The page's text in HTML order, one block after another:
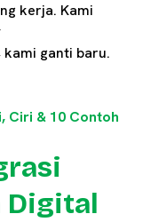
kerja. Kami
kami ganti baru.
Ciri & 10 Contoh
Digital